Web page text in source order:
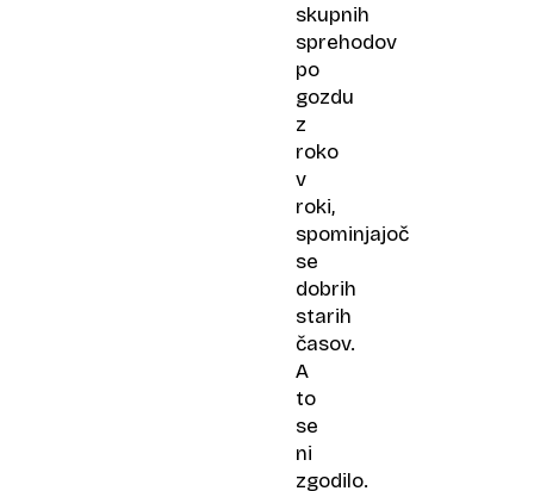
skupnih
sprehodov
po
gozdu
z
roko
v
roki,
spominjajoč
se
dobrih
starih
časov.
A
to
se
ni
zgodilo.